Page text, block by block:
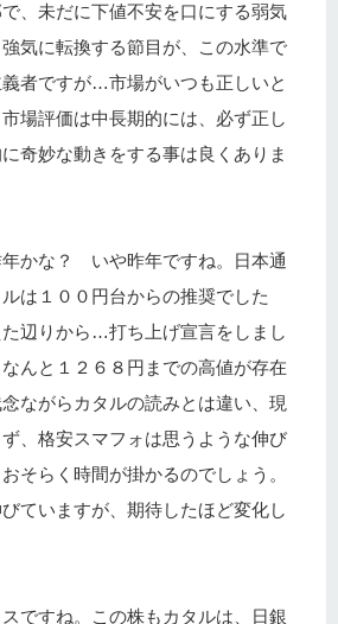
、未だに下値不安を口にする弱気
気に転換する節目が、この水準で
者ですが…市場がいつも正しいと
場評価は中長期的には、必ず正し
奇妙な動きをする事は良くありま
かな？ いや昨年ですね。日本通
は１００円台からの推奨でした
辺りから…打ち上げ宣言をしまし
んと１２６８円までの高値が存在
ながらカタルの読みとは違い、現
、格安スマフォは思うような伸び
そらく時間が掛かるのでしょう。
ていますが、期待したほど変化し
ですね。この株もカタルは、日銀